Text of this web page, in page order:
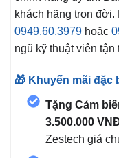
khách hãng trọn đời.
0949.60.3979 hoặc
ngũ kỹ thuật viên tận
🎁 Khuyến mãi đặc
Tặng Cảm
3.500.000
Zestech giá